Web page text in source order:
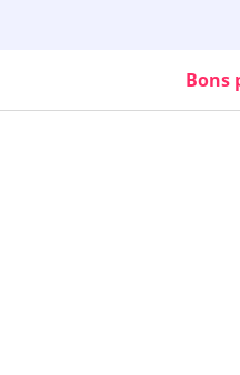
Bons